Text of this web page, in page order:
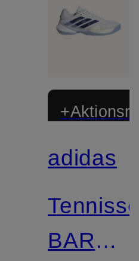
Zertifiziert
adidas